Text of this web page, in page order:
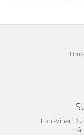
Luni-Vineri: